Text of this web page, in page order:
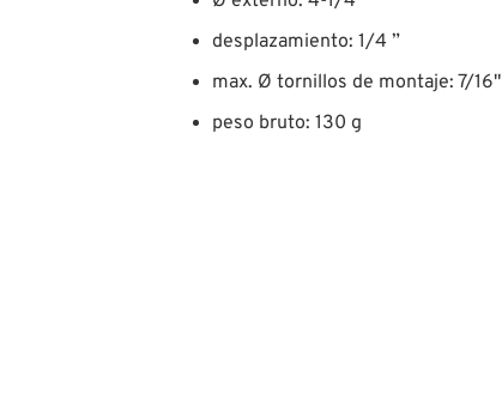
desplazamiento: 1/4 ”
max. Ø tornillos de montaje: 7/16"
peso bruto: 130 g